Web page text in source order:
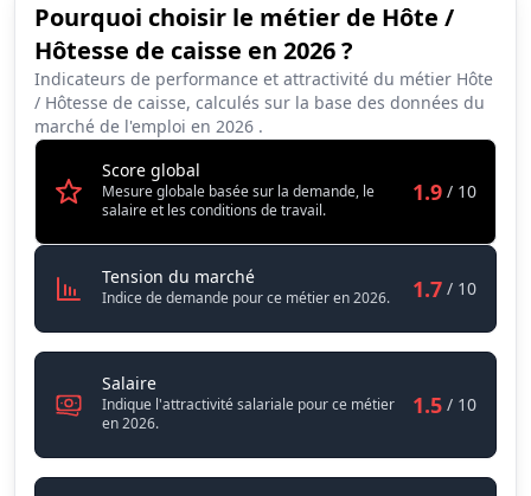
Pourquoi choisir le métier de Hôte /
Hôtesse de caisse en 2026 ?
Indicateurs de performance et attractivité du métier Hôte
/ Hôtesse de caisse, calculés sur la base des données du
marché de l'emploi en 2026 .
Score global
Mesure globale basée sur la demande, le
salaire et les conditions de travail.
1.9 / 10
Synthèse des scores du métier Hôte / Hôtesse de caisse
Indicateur
Score (sur 10)
Attractivité globale
1.9
Salaire
1.5
Conditions de travail
5.6
Tension du marchéHôte / Hôtesse de caisse
Indice de demande pour ce métier en 2026. 1.7 / 10
SalaireHôte / Hôtesse de caisse
Indique l'attractivité salariale pour ce métier
en 2026.
1.5 / 10